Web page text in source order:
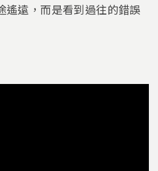
遙遠，而是看到過往的錯誤